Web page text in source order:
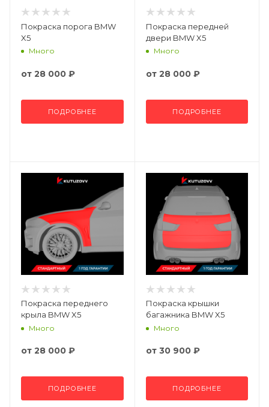
Покраска порога BMW
X5
Много
от 28 000 ₽
ПОДРОБНЕЕ
Покраска передней
двери BMW X5
Много
от 28 000 ₽
ПОДРОБНЕЕ
Покраска переднего
крыла BMW X5
Много
от 28 000 ₽
ПОДРОБНЕЕ
Покраска крышки
багажника BMW X5
Много
от 30 900 ₽
ПОДРОБНЕЕ